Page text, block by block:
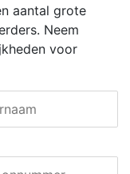
aantal grote
Neem
voor